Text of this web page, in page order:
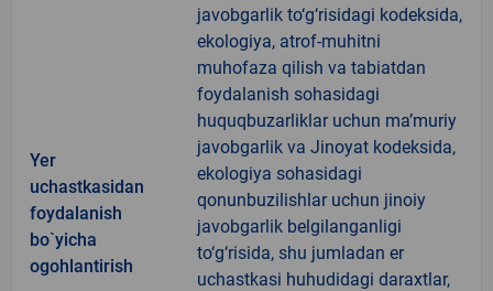
Yer
uchastkasidan
foydalanish
bo`yicha
ogohlantirish
javobgarlik to‘g‘risidagi kodeksida,
ekologiya, atrof-muhitni
muhofaza qilish va tabiatdan
foydalanish sohasidagi
huquqbuzarliklar uchun ma’muriy
javobgarlik va Jinoyat kodeksida,
ekologiya sohasidagi
qonunbuzilishlar uchun jinoiy
javobgarlik belgilanganligi
to‘g‘risida, shu jumladan er
uchastkasi huhudidagi daraxtlar,